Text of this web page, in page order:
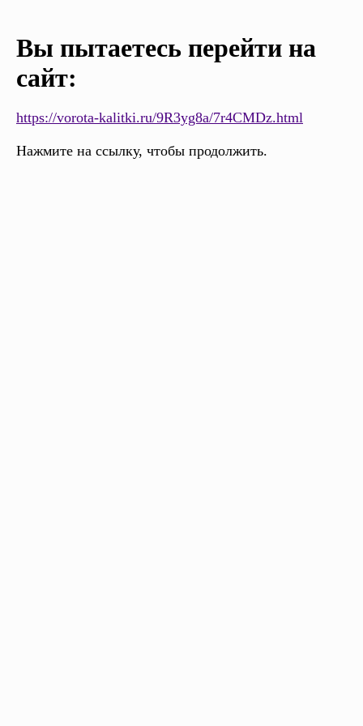
Вы пытаетесь перейти на
сайт:
https://vorota-kalitki.ru/9R3yg8a/7r4CMDz.html
Нажмите на ссылку, чтобы продолжить.